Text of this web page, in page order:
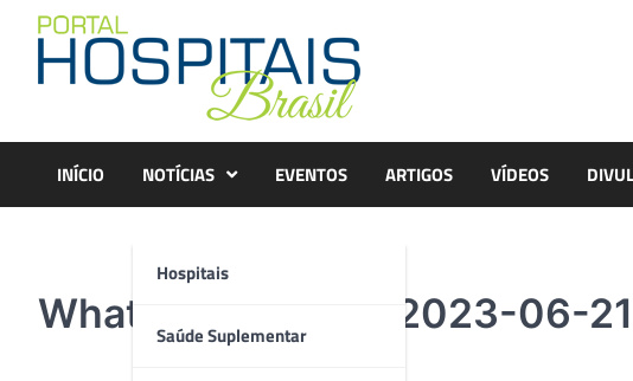
content
INÍCIO NOTÍCIAS
Hospitais
Saúde Suplementar
EVENTOS ARTIGOS VÍDEOS
WhatsApp-Image-2023-06-